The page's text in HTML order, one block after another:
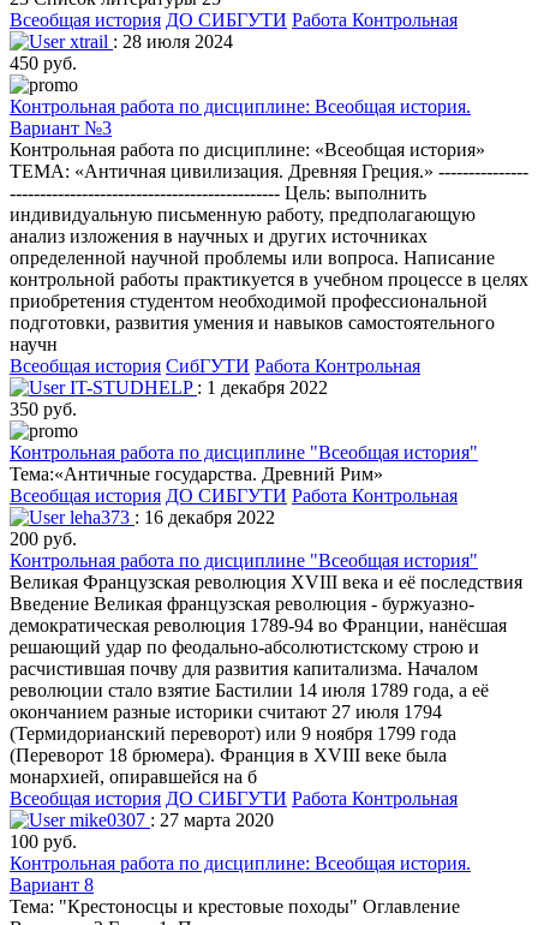
Всеобщая история ДО СИБГУТИ Работа Контрольная
xtrail : 28 июля 2024
450 руб.
Контрольная работа по дисциплине: Всеобщая история.
Вариант №3
Контрольная работа по дисциплине: «Всеобщая история»
ТЕМА: «Античная цивилизация. Древняя Греция.» ---------------
--------------------------------------------- Цель: выполнить
индивидуальную письменную работу, предполагающую
анализ изложения в научных и других источниках
определенной научной проблемы или вопроса. Написание
контрольной работы практикуется в учебном процессе в целях
приобретения студентом необходимой профессиональной
подготовки, развития умения и навыков самостоятельного
научн
Всеобщая история СибГУТИ Работа Контрольная
IT-STUDHELP : 1 декабря 2022
350 руб.
Контрольная работа по дисциплине "Всеобщая история"
Тема:«Античные государства. Древний Рим»
Всеобщая история ДО СИБГУТИ Работа Контрольная
leha373 : 16 декабря 2022
200 руб.
Контрольная работа по дисциплине "Всеобщая история"
Великая Французская революция XVIII века и её последствия
Введение Великая французская революция - буржуазно-
демократическая революция 1789-94 во Франции, нанёсшая
решающий удар по феодально-абсолютистскому строю и
расчистившая почву для развития капитализма. Началом
революции стало взятие Бастилии 14 июля 1789 года, а её
окончанием разные историки считают 27 июля 1794
(Термидорианский переворот) или 9 ноября 1799 года
(Переворот 18 брюмера). Франция в XVIII веке была
монархией, опиравшейся на б
Всеобщая история ДО СИБГУТИ Работа Контрольная
mike0307 : 27 марта 2020
100 руб.
Контрольная работа по дисциплине: Всеобщая история.
Вариант 8
Тема: "Крестоносцы и крестовые походы" Оглавление